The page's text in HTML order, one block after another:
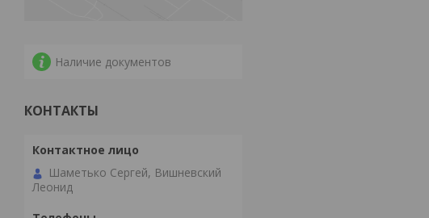
Наличие документов
КОНТАКТЫ
Шаметько Сергей, Вишневский
Леонид